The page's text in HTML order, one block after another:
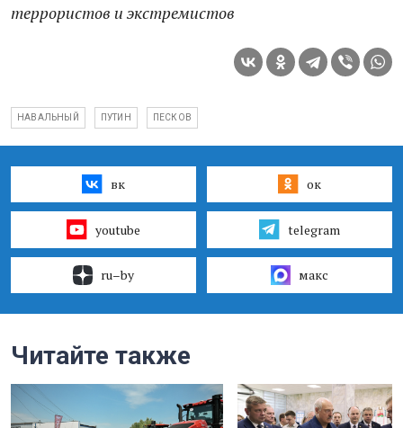
террористов и экстремистов
НАВАЛЬНЫЙ ПУТИН ПЕСКОВ
вк ок
youtube telegram
ru–by макс
Читайте также